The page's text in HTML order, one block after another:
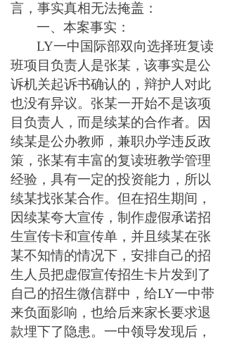
言，事实真相无法掩盖：
一、本案事实：
LY一中国际部双向选择班复读
班项目负责人是张某，该事实是公
诉机关起诉书确认的，辩护人对此
也没有异议。张某一开始不是该项
目负责人，而是续某的合作者。因
续某是公办教师，兼职办学违反政
策，张某有丰富的复读班教学管理
经验，具有一定的投资能力，所以
续某找张某合作。但在招生期间，
因续某夸大宣传，制作虚假承诺招
生宣传卡和宣传单，并且续某在张
某不知情的情况下，安排自己的招
生人员把虚假宣传招生卡片发到了
自己的招生微信群中，给LY一中带
来负面影响，也给后来家长要求退
款埋下了隐患。一中领导发现后，